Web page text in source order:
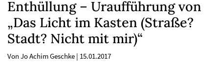
Enthüllung – Uraufführung von
„Das Licht im Kasten (Straße?
Stadt? Nicht mit mir)“
Von Jo Achim Geschke | 15.01.2017